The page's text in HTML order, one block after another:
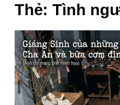
Thẻ: Tình